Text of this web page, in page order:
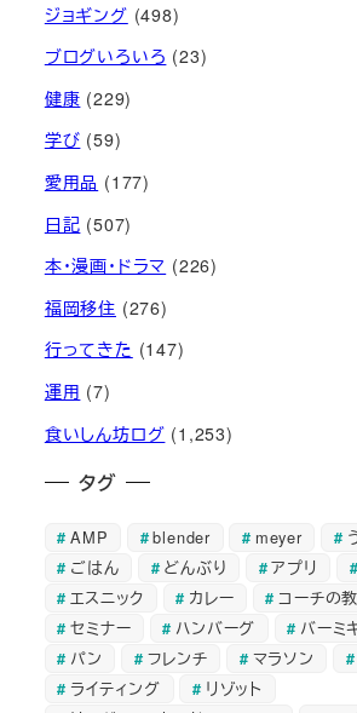
ジョギング (498)
ブログいろいろ (23)
健康 (229)
学び (59)
愛用品 (177)
日記 (507)
本・漫画・ドラマ (226)
福岡移住 (276)
行ってきた (147)
運用 (7)
食いしん坊ログ (1,253)
タグ
AMP blender meyer
ごはん
どんぶり アプリ
エスニック
カレー コーチの
セミナー
ハンバーグ バーミ
パン
フレンチ マラソン
ライティング
リゾット